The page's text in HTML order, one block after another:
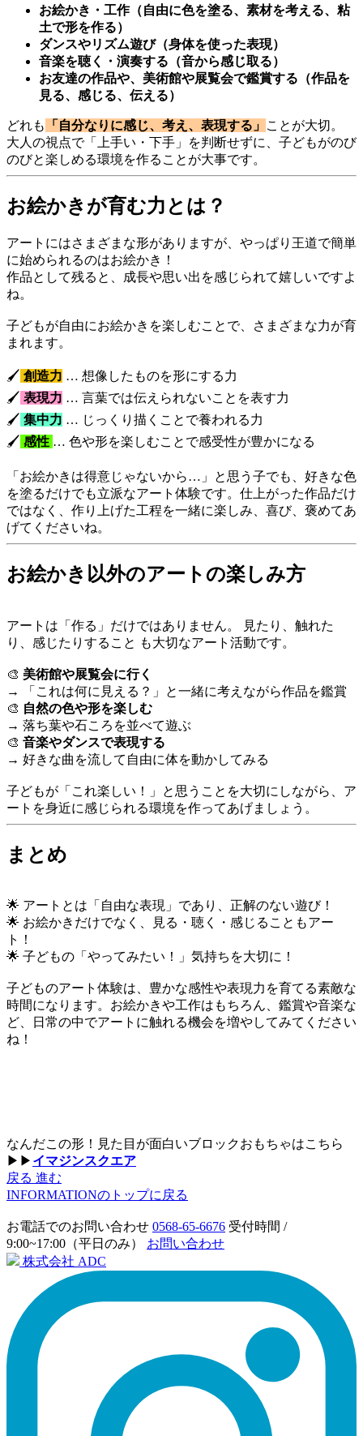
お絵かき・工作（自由に色を塗る、素材を考える、粘
土で形を作る）
ダンスやリズム遊び（身体を使った表現）
音楽を聴く・演奏する（音から感じ取る）
お友達の作品や、美術館や展覧会で鑑賞する（作品を
見る、感じる、伝える）
どれも 「自分なりに感じ、考え、表現する」 ことが大切。
大人の視点で「上手い・下手」を判断せずに、子どもがのび
のびと楽しめる環境を作ることが大事です。
お絵かきが育む力とは？
アートにはさまざまな形がありますが、やっぱり王道で簡単
に始められるのはお絵かき！
作品として残ると、成長や思い出を感じられて嬉しいですよ
ね。
子どもが自由にお絵かきを楽しむことで、さまざまな力が育
まれます。
🖌 創造力 … 想像したものを形にする力
🖌 表現力 … 言葉では伝えられないことを表す力
🖌 集中力 … じっくり描くことで養われる力
🖌 感性 … 色や形を楽しむことで感受性が豊かになる
「お絵かきは得意じゃないから…」と思う子でも、好きな色
を塗るだけでも立派なアート体験です。仕上がった作品だけ
ではなく、作り上げた工程を一緒に楽しみ、喜び、褒めてあ
げてくださいね。
お絵かき以外のアートの楽しみ方
アートは「作る」だけではありません。 見たり、触れた
り、感じたりすること も大切なアート活動です。
🎨 美術館や展覧会に行く
→ 「これは何に見える？」と一緒に考えながら作品を鑑賞
🎨 自然の色や形を楽しむ
→ 落ち葉や石ころを並べて遊ぶ
🎨 音楽やダンスで表現する
→ 好きな曲を流して自由に体を動かしてみる
子どもが「これ楽しい！」と思うことを大切にしながら、ア
ートを身近に感じられる環境を作ってあげましょう。
まとめ
🌟 アートとは「自由な表現」であり、正解のない遊び！
🌟 お絵かきだけでなく、見る・聴く・感じることもアー
ト！
🌟 子どもの「やってみたい！」気持ちを大切に！
子どものアート体験は、豊かな感性や表現力を育てる素敵な
時間になります。お絵かきや工作はもちろん、鑑賞や音楽な
ど、日常の中でアートに触れる機会を増やしてみてください
ね！
なんだこの形！見た目が面白いブロックおもちゃはこちら
▶▶ イマジンスクエア
戻る 進む
INFORMATIONのトップに戻る
お電話でのお問い合わせ 0568-65-6676 受付時間 /
9:00~17:00（平日のみ）
お問い合わせ
株式会社 ADC